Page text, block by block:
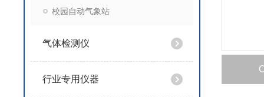
校园自动气象站
气体检测仪
行业专用仪器